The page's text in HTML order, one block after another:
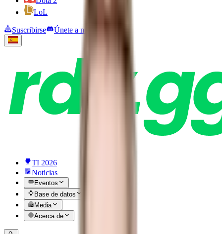
LoL
Suscribirse Únete a nuestro Discord
TI 2026
Noticias
Eventos
Base de datos
Media
Acerca de